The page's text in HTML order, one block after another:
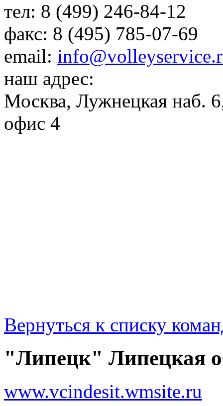
тел: 8 (499) 246-84-12
факс: 8 (495) 785-07-69
email:
наш адрес:
Москва, Лужнецкая наб.
офис 4
Вернуться к списку
"Липецк" Липецкая
www.vcindesit.wmsite.ru